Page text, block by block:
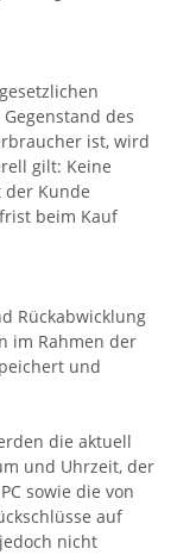
des
ist, wird
gilt: Keine
der Kunde
beim Kauf
Rückabwicklung
im Rahmen der
und
die aktuell
und Uhrzeit, der
sowie die von
auf
nicht